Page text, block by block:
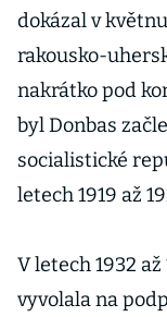
dokázal v
rakousko-
nakrátko pod
byl Donbas
socialistické
letech 1919 až
V letech 1932 až
vyvolala na